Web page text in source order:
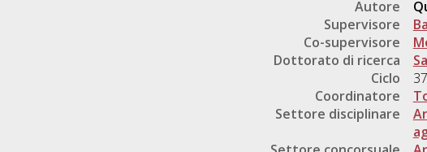
Autore
Supervisore
Co-supervisore
Dottorato di ricerca
Ciclo
37
Coordinatore
Settore disciplinare